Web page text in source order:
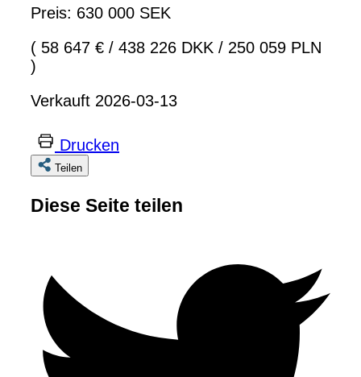
Preis: 630 000 SEK
( 58 647 € / 438 226 DKK / 250 059 PLN
)
Verkauft 2026-03-13
Drucken
Teilen
Diese Seite teilen